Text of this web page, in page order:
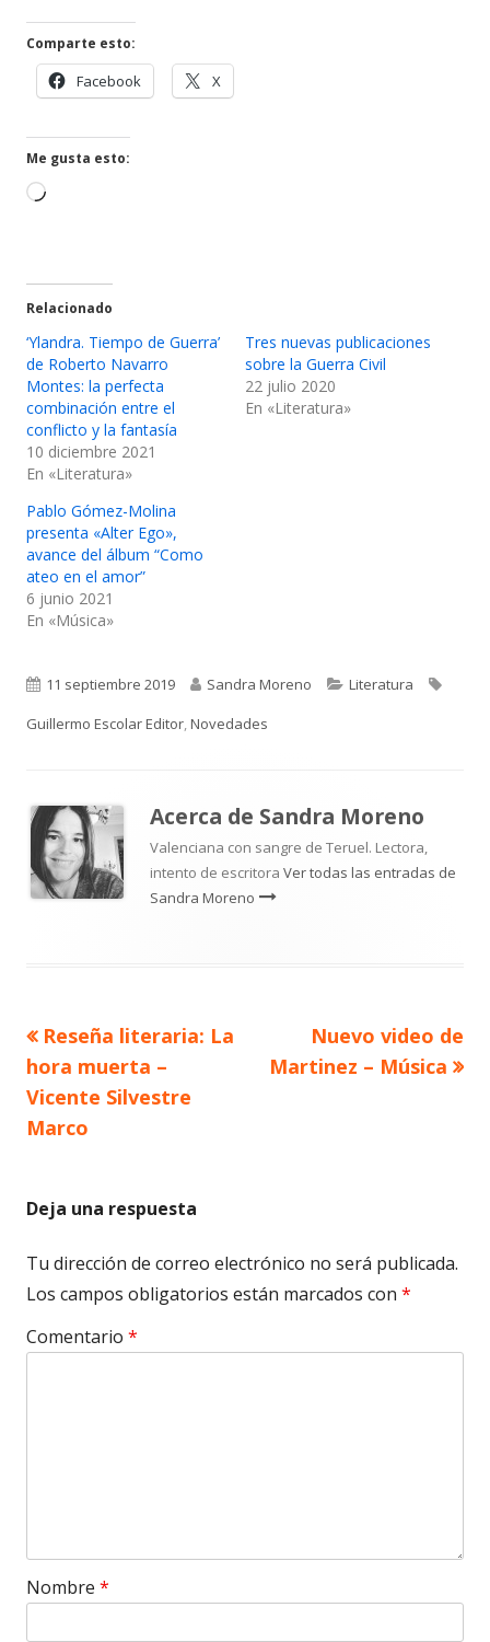
Comparte esto:
Facebook
en
X
en
Me gusta esto:
Cargando...
Relacionado
‘Ylandra. Tiempo de Guerra’
de Roberto Navarro
Montes: la perfecta
combinación entre el
conflicto y la fantasía
10 diciembre 2021
En «Literatura»
Tres nuevas publicaciones
sobre la Guerra Civil
22 julio 2020
En «Literatura»
Pablo Gómez-Molina
presenta «Alter Ego»,
avance del álbum “Como
ateo en el amor”
6 junio 2021
En «Música»
Publicado
el
11 septiembre 2019 Autor
Sandra Moreno Categorías
Literatura
Guillermo Escolar Editor,Novedades
Acerca de Sandra Moreno
Valenciana con sangre de Teruel. Lectora,
intento de escritora Ver todas las entradas de
Sandra Moreno
Navegación
de
entradas
Artículo
anterior
Reseña literaria: La
hora muerta –
Vicente Silvestre
Marco
Artículo
siguiente
Nuevo video de
Martinez – Música
Deja una respuesta
Tu dirección de correo electrónico no será publicada.
Los campos obligatorios están marcados con *
Comentario *
Nombre *